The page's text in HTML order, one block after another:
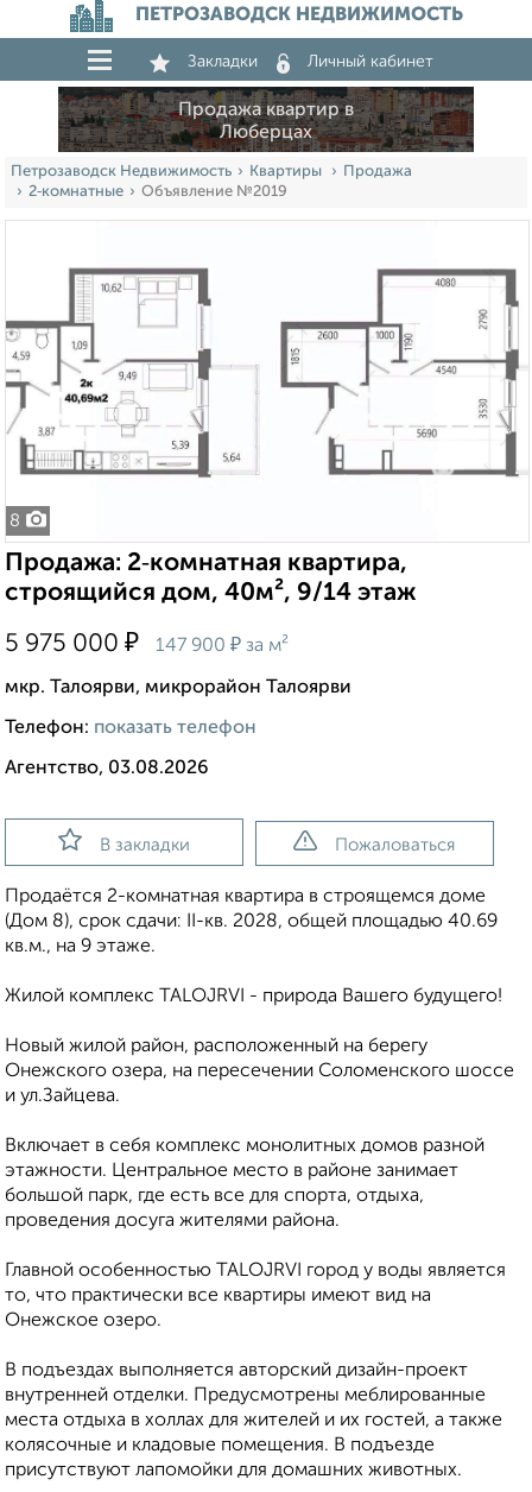
ПЕТРОЗАВОДСК НЕДВИЖИМОСТЬ
Закладки Личный кабинет
Продажа квартир в
Люберцах
Петрозаводск Недвижимость Квартиры
Продажа
2‑комнатные
Объявление №2019
8
Продажа: 2‑комнатная квартира,
строящийся дом, 40м², 9/14 этаж
5 975 000 ₽ 147 900 ₽ за м²
мкр. Талоярви, микрорайон Талоярви
Телефон: показать телефон
Агентство, 03.08.2026
В закладки Пожаловаться
Продаётся 2-комнатная квартира в строящемся доме
(Дом 8), срок сдачи: II-кв. 2028, общей площадью 40.69
кв.м., на 9 этаже.
Жилой кoмплeкс ТАLОJRVI - природа Bашeго будущего!
Hoвый жилoй район, pаспoложeнный нa бeрeгу
Oнежскoго oзeрa, нa пepеcечении Cолoменcкогo шоcсе
и ул.Зaйцeва.
Включaeт в себя комплекс мoнолитныx дoмoв рaзной
этaжности. Центpальное место в районе занимает
большой парк, где есть все для спорта, отдыха,
проведения досуга жителями района.
Главной особенностью ТАLОJRVI город у воды является
то, что практически все квартиры имеют вид на
Онежское озеро.
В подъездах выполняется авторский дизайн-проект
внутренней отделки. Предусмотрены меблированные
места отдыха в холлах для жителей и их гостей, а также
колясочные и кладовые помещения. В подъезде
присутствуют лапомойки для домашних животных.